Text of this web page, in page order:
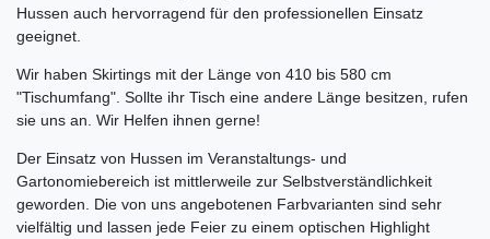
Hussen auch hervorragend für den professionellen Einsatz
geeignet.
Wir haben Skirtings mit der Länge von 410 bis 580 cm
"Tischumfang". Sollte ihr Tisch eine andere Länge besitzen, rufen
sie uns an. Wir Helfen ihnen gerne!
Der Einsatz von Hussen im Veranstaltungs- und
Gartonomiebereich ist mittlerweile zur Selbstverständlichkeit
geworden. Die von uns angebotenen Farbvarianten sind sehr
vielfältig und lassen jede Feier zu einem optischen Highlight